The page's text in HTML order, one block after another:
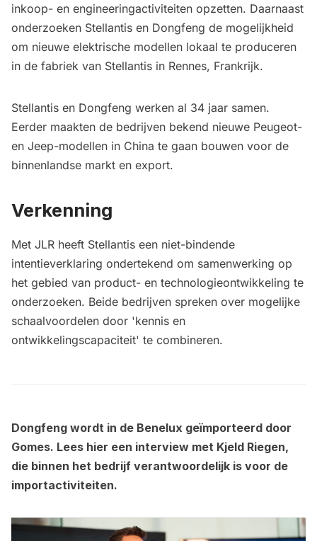
inkoop- en engineeringactiviteiten opzetten. Daarnaast
onderzoeken Stellantis en Dongfeng de mogelijkheid
om nieuwe elektrische modellen lokaal te produceren
in de fabriek van Stellantis in Rennes, Frankrijk.
Stellantis en Dongfeng werken al 34 jaar samen.
Eerder maakten de bedrijven bekend nieuwe Peugeot-
en Jeep-modellen in China te gaan bouwen voor de
binnenlandse markt en export.
Verkenning
Met JLR heeft Stellantis een niet-bindende
intentieverklaring ondertekend om samenwerking op
het gebied van product- en technologieontwikkeling te
onderzoeken. Beide bedrijven spreken over mogelijke
schaalvoordelen door 'kennis en
ontwikkelingscapaciteit' te combineren.
Dongfeng wordt in de Benelux geïmporteerd door
Gomes. Lees hier een interview met Kjeld Riegen,
die binnen het bedrijf verantwoordelijk is voor de
importactiviteiten.